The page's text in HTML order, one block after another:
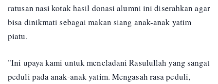
ratusan nasi kotak hasil donasi alumni ini diserahkan agar
bisa dinikmati sebagai makan siang anak-anak yatim
piatu.
"Ini upaya kami untuk meneladani Rasulullah yang sangat
peduli pada anak-anak yatim. Mengasah rasa peduli,